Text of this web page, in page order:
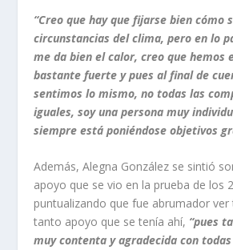
“Creo que hay que fijarse bien cómo
circunstancias del clima, pero en lo
me da bien el calor, creo que hemos
bastante fuerte y pues al final de
sentimos lo mismo, no todas las
iguales, soy una persona muy
siempre está poniéndose objetivos
Además, Alegna González se sintió
apoyo que se vio en la prueba de los
puntualizando que fue abrumador
tanto apoyo que se tenía ahí, “pues
muy contenta y agradecida con